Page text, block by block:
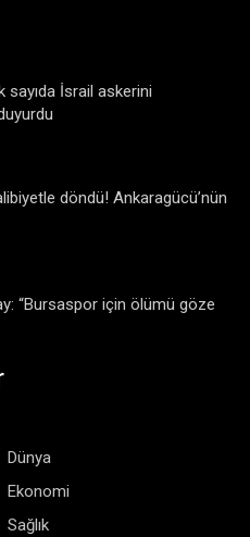
sayıda İsrail askerini
döndü! Ankaragücü’nün
“Bursaspor için ölümü göze
Dünya
Ekonomi
Sağlık